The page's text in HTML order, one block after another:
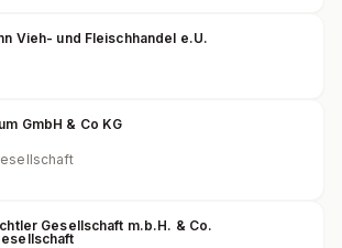
Vieh- und Fleischhandel e.U.
GmbH & Co KG
Gesellschaft m.b.H. & Co.